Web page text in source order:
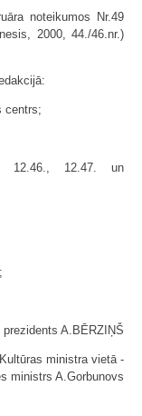
noteikumos Nr.49
2000, 44./46.nr.)
centrs;
12.46., 12.47. un
prezidents A.BĒRZIŅŠ
Kultūras ministra vietā -
ministrs A.Gorbunovs